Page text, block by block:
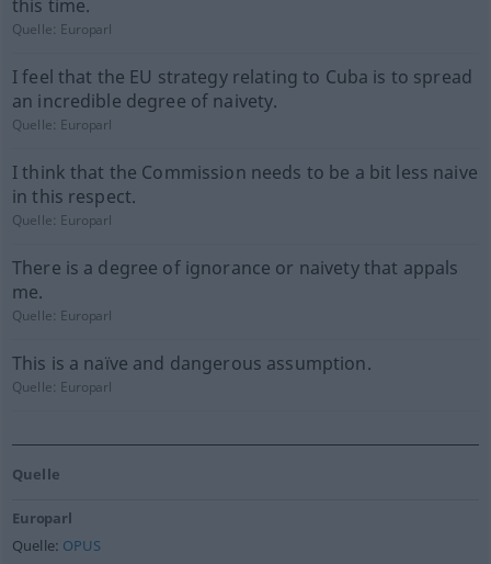
this time.
Quelle: Europarl
I feel that the EU strategy relating to Cuba is to spread
an incredible degree of naivety.
Quelle: Europarl
I think that the Commission needs to be a bit less naive
in this respect.
Quelle: Europarl
There is a degree of ignorance or naivety that appals
me.
Quelle: Europarl
This is a naïve and dangerous assumption.
Quelle: Europarl
Quelle
Europarl
Quelle: OPUS